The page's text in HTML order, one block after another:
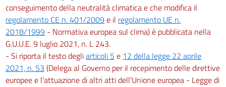
conseguimento della neutralità climatica e che modifica il
regolamento CE n. 401/2009 e il regolamento UE n.
2018/1999 - Normativa europea sul clima) è pubblicata nella
G.U.U.E. 9 luglio 2021, n. L 243.
- Si riporta il testo degliarticoli 5 e 12 della legge 22 aprile
2021, n. 53 (Delega al Governo per il recepimento delle direttive
europee e l'attuazione di altri atti dell'Unione europea - Legge di